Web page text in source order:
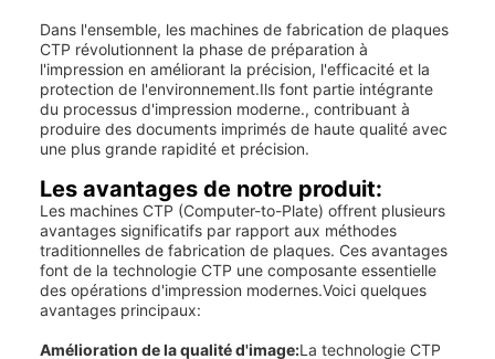
Dans l'ensemble, les machines de fabrication de plaques
CTP révolutionnent la phase de préparation à
l'impression en améliorant la précision, l'efficacité et la
protection de l'environnement.Ils font partie intégrante
du processus d'impression moderne., contribuant à
produire des documents imprimés de haute qualité avec
une plus grande rapidité et précision.
Les avantages de notre produit:
Les machines CTP (Computer-to-Plate) offrent plusieurs
avantages significatifs par rapport aux méthodes
traditionnelles de fabrication de plaques. Ces avantages
font de la technologie CTP une composante essentielle
des opérations d'impression modernes.Voici quelques
avantages principaux:
Amélioration de la qualité d'image:La technologie CTP